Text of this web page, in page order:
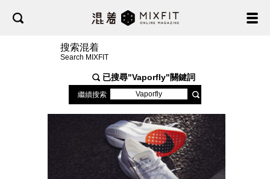
搜索混着
Search MIXFIT
已搜尋"Vaporfly"關鍵詞
繼續搜索